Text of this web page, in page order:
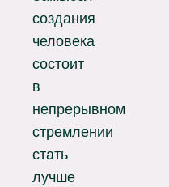
создания
человека
состоит
в
непрерывном
стремлении
стать
лучше